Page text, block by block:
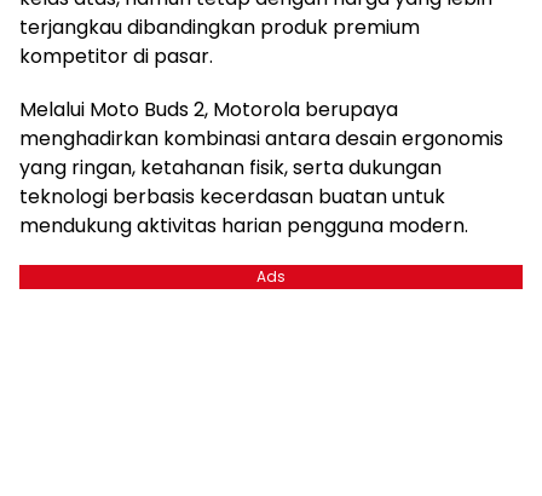
terjangkau dibandingkan produk premium
kompetitor di pasar.
Melalui Moto Buds 2, Motorola berupaya
menghadirkan kombinasi antara desain ergonomis
yang ringan, ketahanan fisik, serta dukungan
teknologi berbasis kecerdasan buatan untuk
mendukung aktivitas harian pengguna modern.
Ads